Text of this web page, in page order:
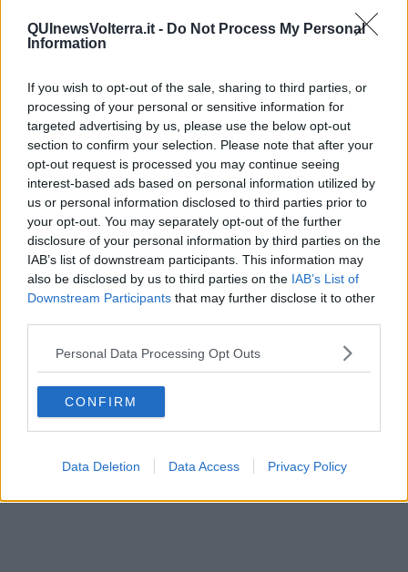
QUInewsVolterra.it - Do Not Process My Personal
Information
If you wish to opt-out of the sale, sharing to third parties, or
processing of your personal or sensitive information for
targeted advertising by us, please use the below opt-out
section to confirm your selection. Please note that after your
opt-out request is processed you may continue seeing
interest-based ads based on personal information utilized by
us or personal information disclosed to third parties prior to
your opt-out. You may separately opt-out of the further
disclosure of your personal information by third parties on the
IAB’s list of downstream participants. This information may
also be disclosed by us to third parties on the IAB’s List of
Downstream Participants that may further disclose it to other
Personal Data Processing Opt Outs
CONFIRM
Data Deletion Data Access Privacy Policy
Le previsioni meteo, nel frattempo, indicano che anche domani,
quote piuttosto basse (tra i 400 e i 500 metri) potrebbero
Nel video, della Tenuta Codirosso, un agriturismo di Castelnuovo,
una testimonianza evidente di quel che sta accadendo in questi
minuti.